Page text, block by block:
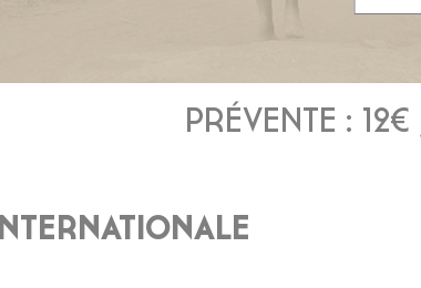
PRÉVENTE :